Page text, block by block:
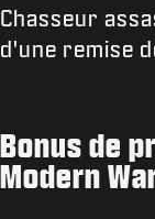
Chasseur
d'une remise
Bonus de
Modern